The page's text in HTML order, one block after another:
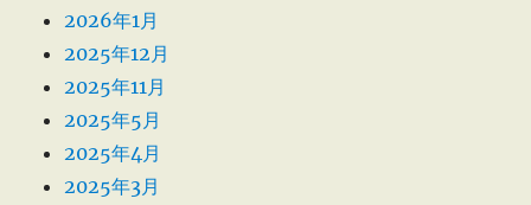
2026年1月
2025年12月
2025年11月
2025年5月
2025年4月
2025年3月